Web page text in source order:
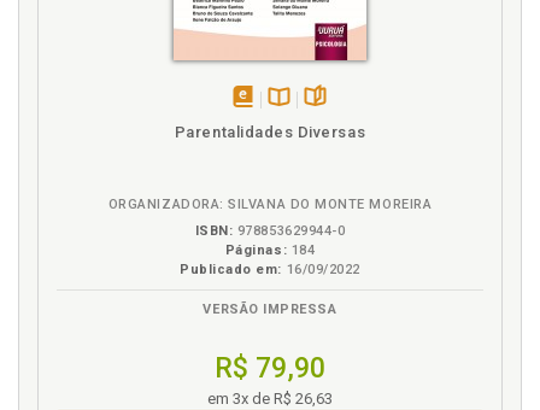
disponívelDisponível
Parentalidades Diversas
ORGANIZADORA: SILVANA DO MONTE MOREIRA
ISBN: 978853629944-0
Páginas: 184
Publicado em: 16/09/2022
VERSÃO IMPRESSA
R$ 79,90
em 3x de R$ 26,63